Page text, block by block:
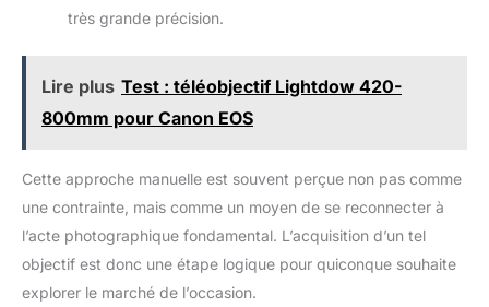
très grande précision.
Lire plus Test : téléobjectif Lightdow 420-
800mm pour Canon EOS
Cette approche manuelle est souvent perçue non pas comme
une contrainte, mais comme un moyen de se reconnecter à
l’acte photographique fondamental. L’acquisition d’un tel
objectif est donc une étape logique pour quiconque souhaite
explorer le marché de l’occasion.